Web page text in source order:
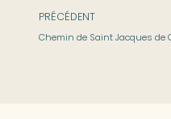
PRÉCÉDENT